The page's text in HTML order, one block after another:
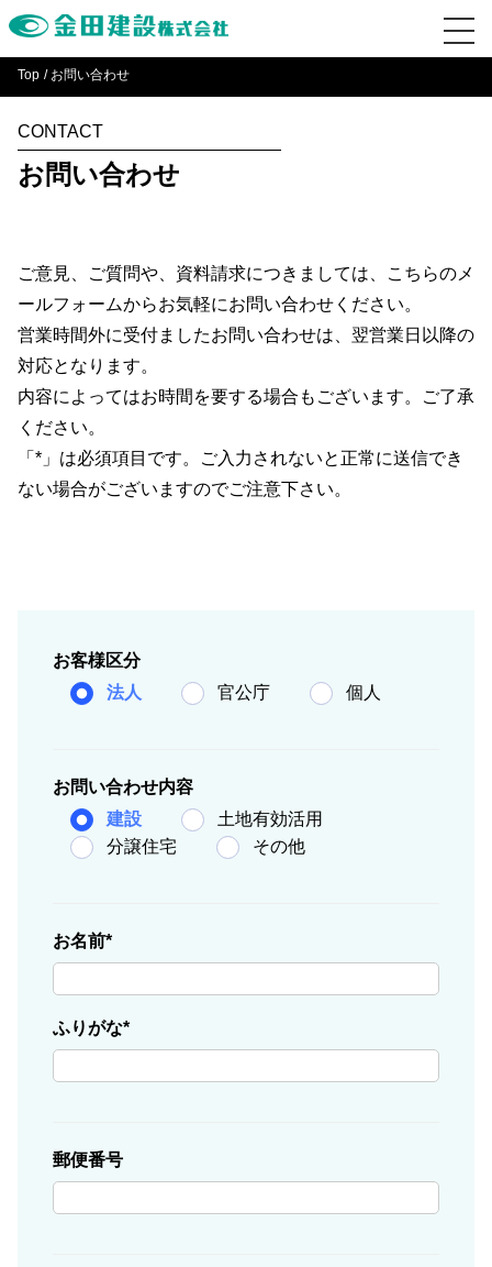
Top お問い合わせ
CONTACT
お問い合わせ
ご意見、ご質問や、資料請求につきましては、こちらのメ
ールフォームからお気軽にお問い合わせください。
営業時間外に受付ましたお問い合わせは、翌営業日以降の
対応となります。
内容によってはお時間を要する場合もございます。ご了承
ください。
「*」は必須項目です。ご入力されないと正常に送信でき
ない場合がございますのでご注意下さい。
お客様区分
法人
官公庁 個人
お問い合わせ内容
建設
土地有効活用
分譲住宅
その他
お名前
ふりがな
郵便番号